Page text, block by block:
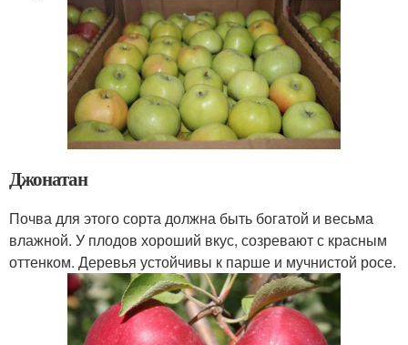
Джонатан
Почва для этого сорта должна быть богатой и весьма
влажной. У плодов хороший вкус, созревают с красным
оттенком. Деревья устойчивы к парше и мучнистой росе.